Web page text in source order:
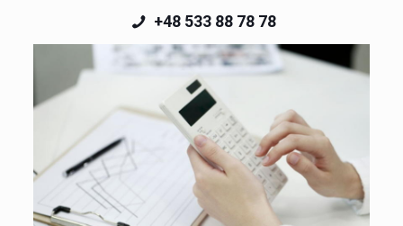
+48 533 88 78 78